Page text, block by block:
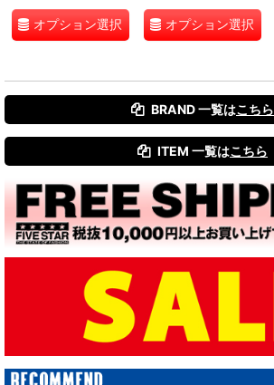
オプション選択 オプション選択
BRAND 一覧はこちら
ITEM 一覧はこちら